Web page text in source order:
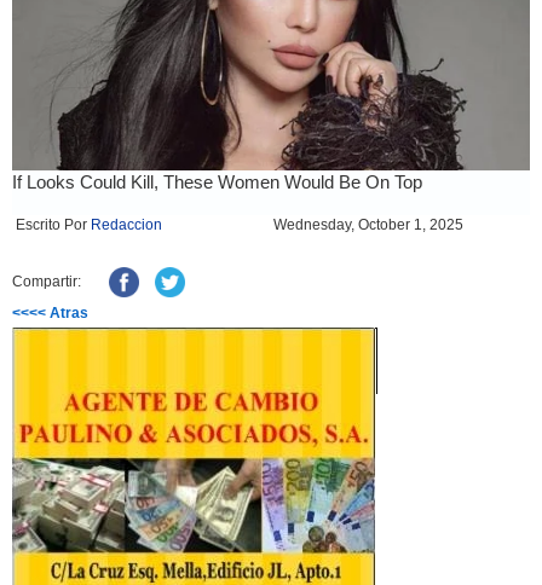
Escrito Por Redaccion Wednesday, October 1, 2025
Compartir:
<<<< Atras